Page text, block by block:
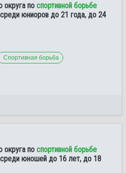
округа по спортивной борьбе
юниоров до 21 года, до 24
Спортивная борьба
округа по спортивной борьбе
юношей до 16 лет, до 18